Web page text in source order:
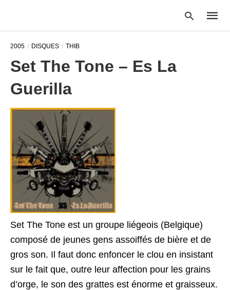
2005 DISQUES THIB
Set The Tone – Es La
Guerilla
Set The Tone est un groupe liégeois (Belgique)
composé de jeunes gens assoiffés de bière et de
gros son. Il faut donc enfoncer le clou en insistant
sur le fait que, outre leur affection pour les grains
d’orge, le son des grattes est énorme et graisseux.